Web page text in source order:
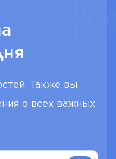
Также вы
о всех важных